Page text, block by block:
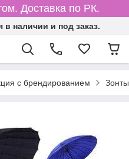
Доставка по РК.
в наличии и под заказ.
с брендированием